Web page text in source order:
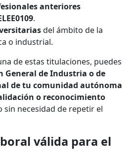
anteriores
.
del ámbito de la
o industrial.
de estas titulaciones, puedes
General de Industria o de
de tu comunidad autónoma
o reconocimiento
sin necesidad de repetir el
válida para el